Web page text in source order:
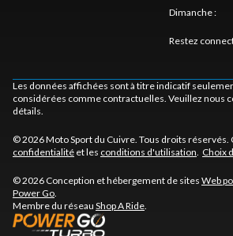
Dimanche:
Restez
Les données affichées sont à titre indicatif
considérées comme contractuelles. Veuillez nous
détails.
© 2026 Moto Sport du Cuivre. Tous droits réservés.
confidentialité et les conditions d'utilisation Choix
© 2026 Conception et hébergement de sites Web
Power Go
Membre du réseau Shop A Ride